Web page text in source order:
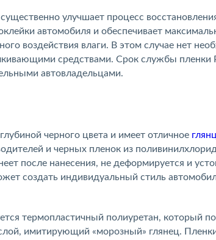
улучшает процесс
автомобиля и обеспечивает
воздействия влаги. В этом случае нет
средствами. Срок службы пленки
автовладельцами.
черного цвета и имеет отличное
и черных пленок из
после нанесения, не деформируется и
создать индивидуальный стиль
термопластичный полиуретан, который
имитирующий «морозный» глянец.